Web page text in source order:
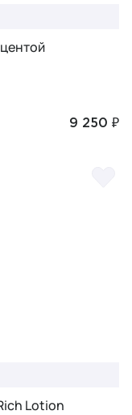
9 250 ₽
Lotion